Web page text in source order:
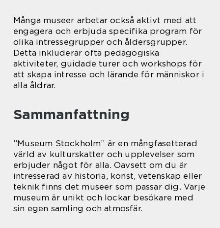
Många museer arbetar också aktivt med att
engagera och erbjuda specifika program för
olika intressegrupper och åldersgrupper.
Detta inkluderar ofta pedagogiska
aktiviteter, guidade turer och workshops för
att skapa intresse och lärande för människor i
alla åldrar.
Sammanfattning
”Museum Stockholm” är en mångfasetterad
värld av kulturskatter och upplevelser som
erbjuder något för alla. Oavsett om du är
intresserad av historia, konst, vetenskap eller
teknik finns det museer som passar dig. Varje
museum är unikt och lockar besökare med
sin egen samling och atmosfär.